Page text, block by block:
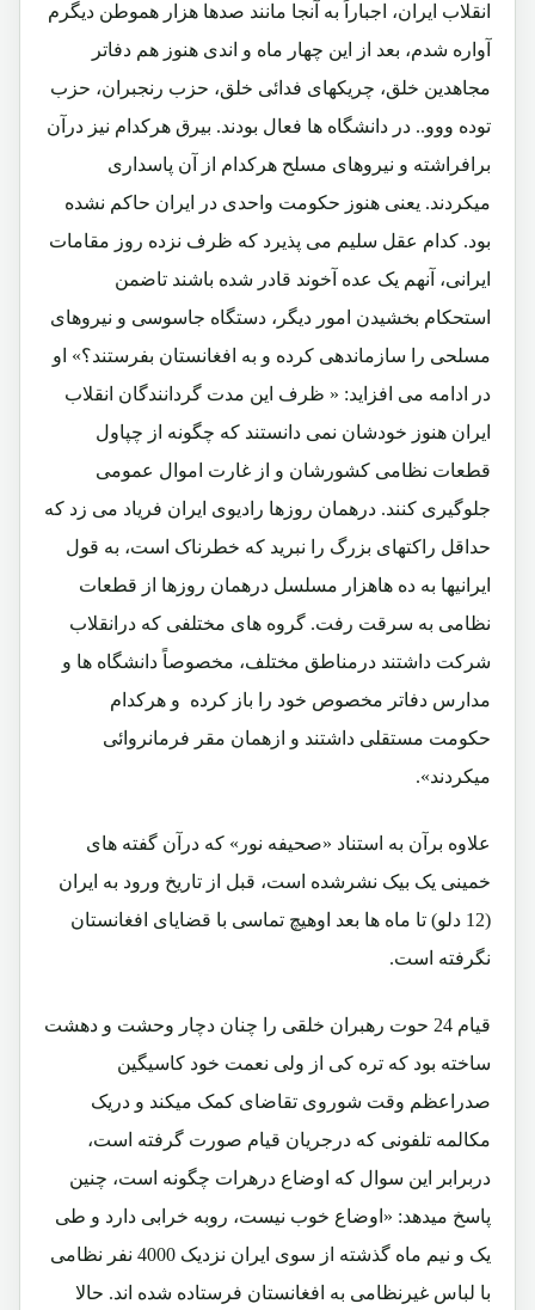
انقلاب ایران، اجباراً به آنجا مانند صدها هزار هموطن دیگرم
آواره شدم، بعد از این چهار ماه و اندی هنوز هم دفاتر
مجاهدین خلق، چریکهای فدائی خلق، حزب رنجبران، حزب
توده ووو.. در دانشگاه ها فعال بودند. بیرق هرکدام نیز درآن
برافراشته و نیروهای مسلح هرکدام از آن پاسداری
میکردند. یعنی هنوز حکومت واحدی در ایران حاکم نشده
بود. کدام عقل سلیم می پذیرد که ظرف نزده روز مقامات
ایرانی، آنهم یک عده آخوند قادر شده باشند تاضمن
استحکام بخشیدن امور دیگر، دستگاه جاسوسی و نیروهای
مسلحی را سازماندهی کرده و به افغانستان بفرستند؟» او
در ادامه می افزاید: « ظرف این مدت گردانندگان انقلاب
ایران هنوز خودشان نمی دانستند که چگونه از چپاول
قطعات نظامی کشورشان و از غارت اموال عمومی
جلوگیری کنند. درهمان روزها رادیوی ایران فریاد می زد که
حداقل راکتهای بزرگ را نبرید که خطرناک است، به قول
ایرانیها به ده هاهزار مسلسل درهمان روزها از قطعات
نظامی به سرقت رفت. گروه های مختلفی که درانقلاب
شرکت داشتند درمناطق مختلف، مخصوصاً دانشگاه ها و
مدارس دفاتر مخصوص خود را باز کرده و هرکدام
حکومت مستقلی داشتند و ازهمان مقر فرمانروائی
میکردند».
علاوه برآن به استناد «صحیفه نور» که درآن گفته های
خمینی یک بیک نشرشده است، قبل از تاریخ ورود به ایران
(12 دلو) تا ماه ها بعد اوهیچ تماسی با قضایای افغانستان
نگرفته است.
قیام 24 حوت رهبران خلقی را چنان دچار وحشت و دهشت
ساخته بود که تره کی از ولی نعمت خود کاسیگین
صدراعظم وقت شوروی تقاضای کمک میکند و دریک
مکالمه تلفونی که درجریان قیام صورت گرفته است،
دربرابر این سوال که اوضاع درهرات چگونه است، چنین
پاسخ میدهد: «اوضاع خوب نیست، روبه خرابی دارد و طی
یک و نیم ماه گذشته
از سوی ایران نزدیک 4000 نفر نظامی
با لباس غیرنظامی به افغانستان فرستاده شده اند. حالا